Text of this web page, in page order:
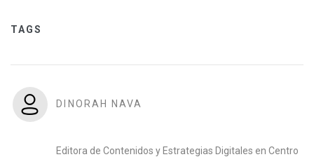
TAGS
DINORAH NAVA
Editora de Contenidos y Estrategias Digitales en Centro